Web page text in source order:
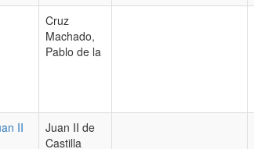
Cruz
Machado,
Pablo de la
II
Juan II de
Castilla